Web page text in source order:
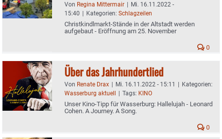
Von Regina Mittermair | Mi. 16.11.2022 -
15:40 | Kategorien: Schlagzeilen
Christkindlmarkt-Stände in der Altstadt werden
aufgebaut - Eröffnung am 25. November
0
Über das Jahrhundertlied
Von Renate Drax | Mi. 16.11.2022 - 15:11 | Kategorien:
Wasserburg aktuell | Tags: KINO
Unser Kino-Tipp für Wasserburg: Hallelujah - Leonard
Cohen. A Journey. A Song.
0